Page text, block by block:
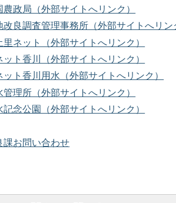
農政局（外部サイトへリンク）
改良調査管理事務所（外部サイトへリン
里ネット（外部サイトへリンク）
ット香川（外部サイトへリンク）
ット香川用水（外部サイトへリンク）
管理所（外部サイトへリンク）
記念公園（外部サイトへリンク）
課お問い合わせ